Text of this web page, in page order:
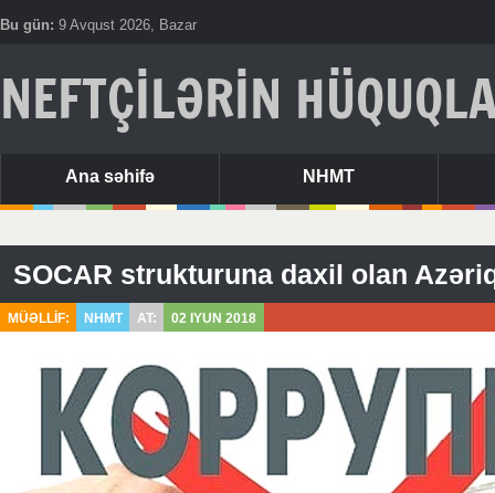
Bu gün: 9 Avqust 2026, Bazar
NEFTÇİLƏRİN
Ana səhifə NHMT
MÜƏLLİF: NHMT AT: 02 IYUN 2018